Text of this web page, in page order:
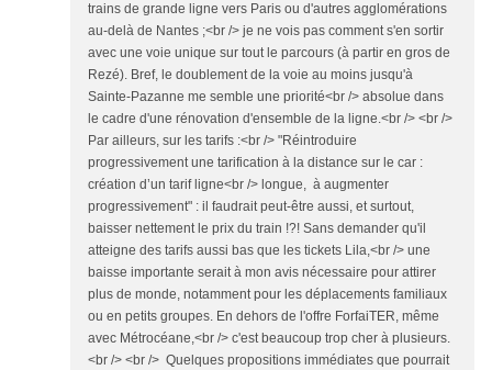
trains de grande ligne vers Paris ou d'autres agglomérations
au-delà de Nantes ;<br /> je ne vois pas comment s'en sortir
avec une voie unique sur tout le parcours (à partir en gros de
Rezé). Bref, le doublement de la voie au moins jusqu'à
Sainte-Pazanne me semble une priorité<br /> absolue dans
le cadre d'une rénovation d'ensemble de la ligne.<br /> <br />
Par ailleurs, sur les tarifs :<br /> "Réintroduire
progressivement une tarification à la distance sur le car :
création d’un tarif ligne<br /> longue, à augmenter
progressivement" : il faudrait peut-être aussi, et surtout,
baisser nettement le prix du train !?! Sans demander qu'il
atteigne des tarifs aussi bas que les tickets Lila,<br /> une
baisse importante serait à mon avis nécessaire pour attirer
plus de monde, notamment pour les déplacements familiaux
ou en petits groupes. En dehors de l'offre ForfaiTER, même
avec Métrocéane,<br /> c'est beaucoup trop cher à plusieurs.
<br /> <br /> Quelques propositions immédiates que pourrait